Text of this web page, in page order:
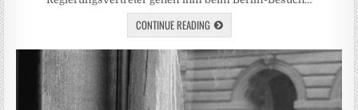
CONTINUE READING